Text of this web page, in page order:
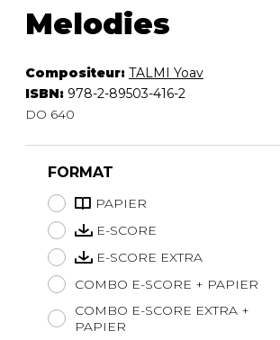
Melodies
Compositeur: TALMI Yoav
ISBN: 978-2-89503-416-2
DO 640
FORMAT
PAPIER
E-SCORE
E-SCORE EXTRA
COMBO E-SCORE + PAPIER
COMBO E-SCORE EXTRA +
PAPIER